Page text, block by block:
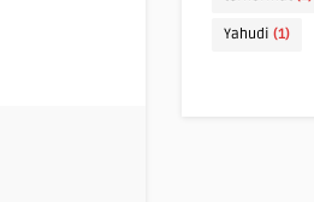
Yahudi (1)